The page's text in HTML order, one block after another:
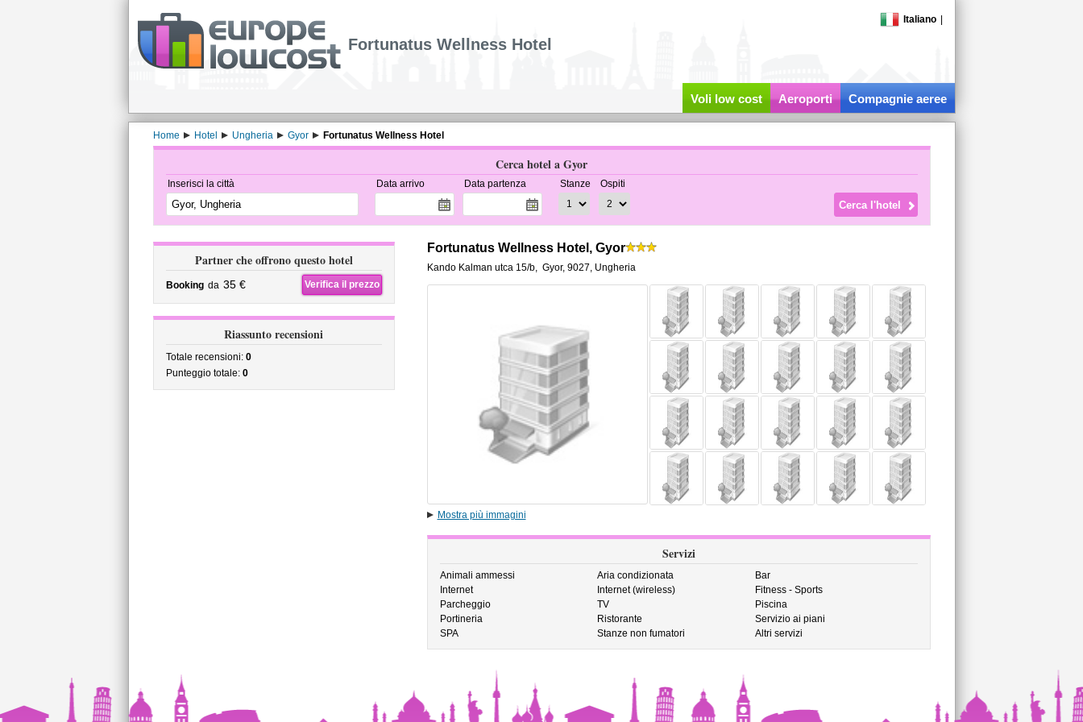
Italiano
Fortunatus Wellness Hotel
Voli low cost Aeroporti Compagnie aeree
Home Hotel Ungheria Gyor Fortunatus Wellness Hotel
Cerca hotel a Gyor
Inserisci la città Data arrivo Data partenza Stanze Ospiti
Partner che offrono questo hotel
Booking da 35 € Verifica il prezzo
Riassunto recensioni
Totale recensioni: 0
Punteggio totale: 0
Fortunatus Wellness Hotel, Gyor
Kando Kalman utca 15/b, Gyor, 9027, Ungheria
Mostra più immagini
Servizi
Animali ammessi Aria condizionata
Bar
Internet
Internet (wireless)
Fitness - Sports
Parcheggio
TV
Piscina
Portineria
Ristorante
Servizio ai piani
SPA
Stanze non fumatori Altri servizi